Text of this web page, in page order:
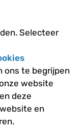
op
maak je remmers
van
Selecteer
ons te begrijpen
website
deze
en